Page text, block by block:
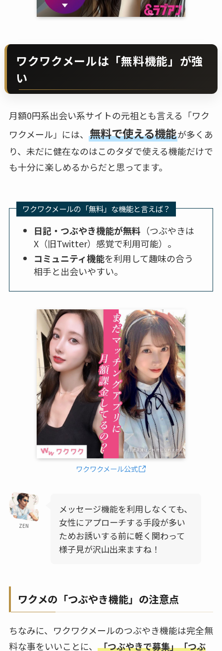
ワクワクメールは「無料機能」が強
い
月額0円系出会い系サイトの元祖とも言える「ワク
ワクメール」には、 無料で使える機能が多くあ
り、未だに健在なのはこのタダで使える機能だけで
も十分に楽しめるからだと思ってます。
ワクワクメールの「無料」な機能と言えば？
日記・つぶやき機能が無料 （つぶやきは
X（旧Twitter）感覚で利用可能）。
コミュニティ機能を利用して趣味の合う
相手と出会いやすい。
ワクワクメール公式
ZEN
メッセージ機能を利用しなくても、
女性にアプローチする手段が多い
ためお誘いする前に軽く関わって
様子見が沢山出来ますね！
ワクメの「つぶやき機能」の注意点
ちなみに、ワクワクメールのつぶやき機能は完全無
料な事をいいことに、 「つぶやきで募集」「つぶ